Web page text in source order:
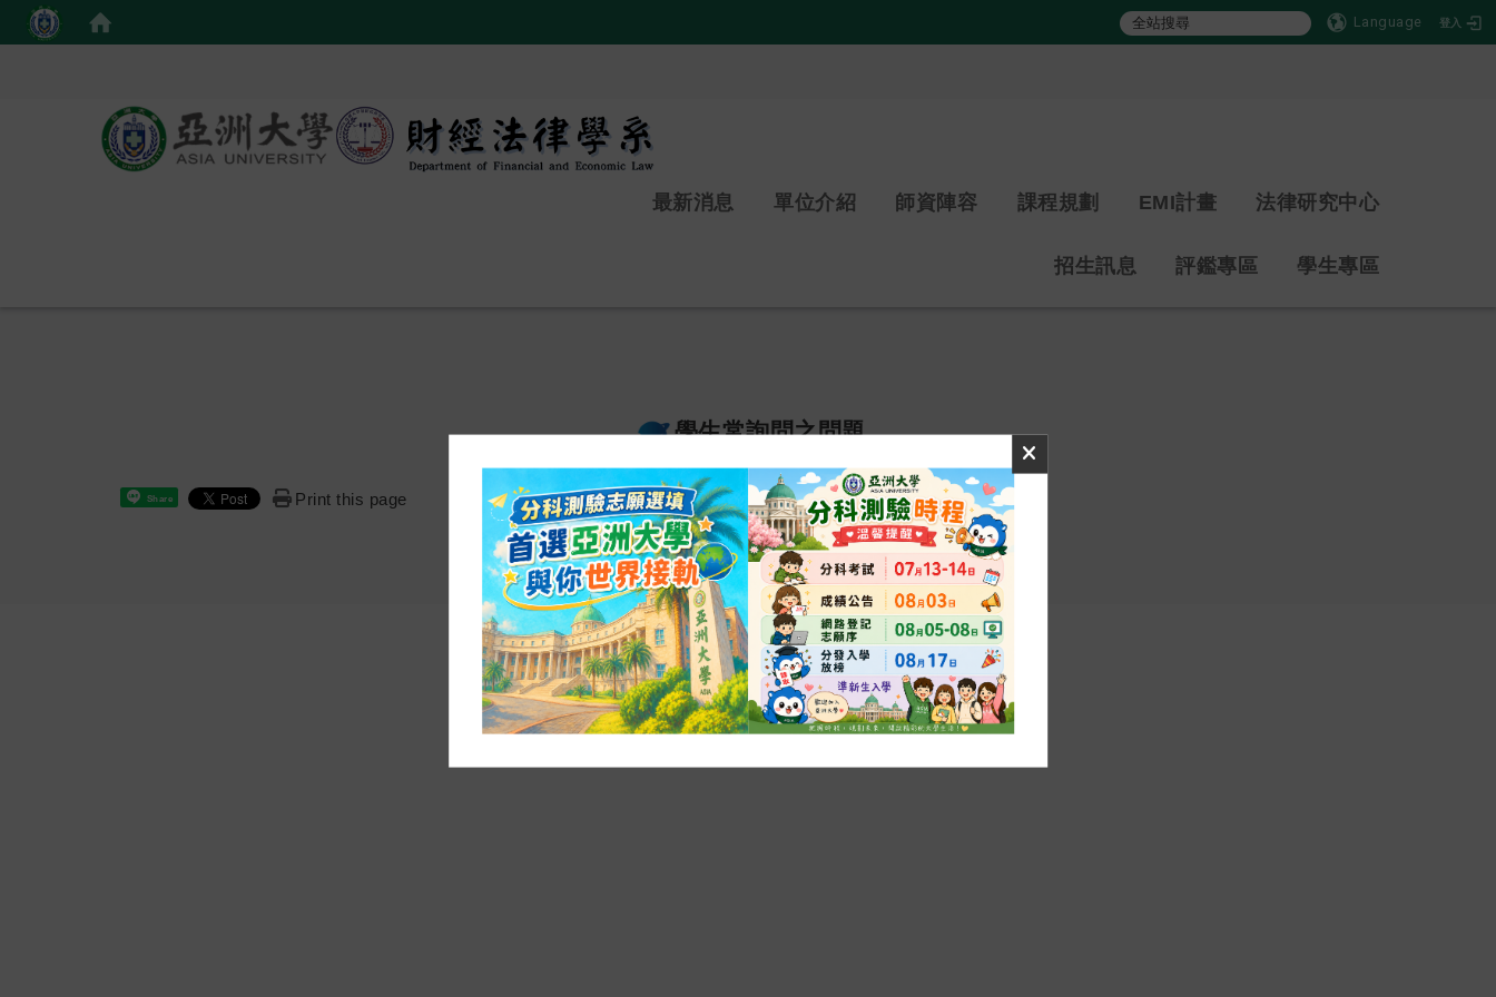
Language 登入
最新消息 單位介紹 師資陣容 課程規劃 EMI計畫 法律研究中心
招生訊息 評鑑專區 學生專區
學生常詢問之問題
Share Print this page